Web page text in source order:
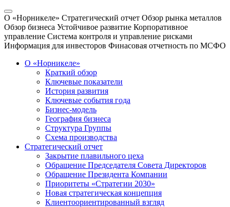
О «Норникеле» Стратегический отчет Обзор рынка металлов
Обзор бизнеса Устойчивое развитие Корпоративное
управление Система контроля и управление рисками
Информация для инвесторов Финасовая отчетность по МСФО
О «Норникеле»
Краткий обзор
Ключевые показатели
История развития
Ключевые события года
Бизнес-модель
География бизнеса
Структура Группы
Схема производства
Стратегический отчет
Закрытие плавильного цеха
Обращение Председателя Совета Директоров
Обращение Президента Компании
Приоритеты «Стратегии 2030»
Новая стратегическая концепция
Клиентоориентированный взгляд